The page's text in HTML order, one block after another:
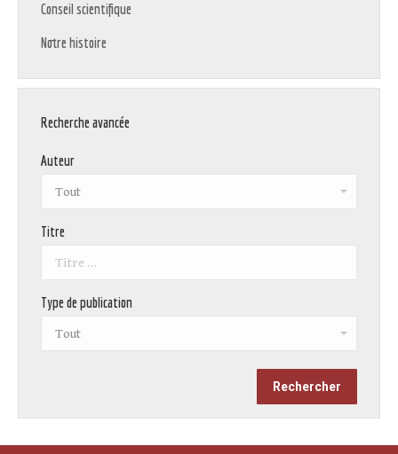
Conseil scientifique
Notre histoire
Recherche avancée
Auteur
Titre
Type de publication